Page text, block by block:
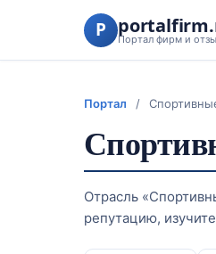
P Портал фирм и
Портал /
Отрасль
репутацию,